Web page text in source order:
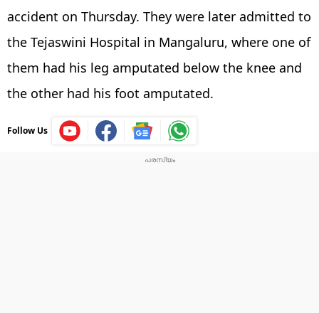
accident on Thursday. They were later admitted to
the Tejaswini Hospital in Mangaluru, where one of
them had his leg amputated below the knee and
the other had his foot amputated.
Follow Us